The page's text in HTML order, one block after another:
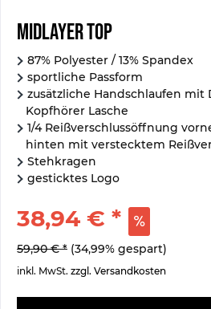
reader
you
navigate
and
interact
with
the
content.
Midlayer Top
87% Polyester / 13% Spandex
sportliche Passform
zusätzliche Handschlaufen
Kopfhörer Lasche
1/4 Reißverschlussöffnung
hinten mit verstecktem
Stehkragen
gesticktes Logo
38,94 € *
59,90 € * (34,99% gespart)
inkl. MwSt. zzgl. Versandkosten